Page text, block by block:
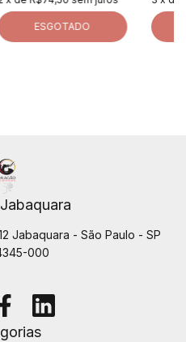
ESGOTADO
Jabaquara - São Paulo - SP
000